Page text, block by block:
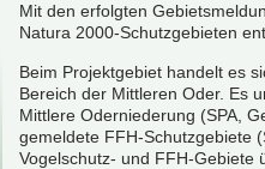
Mit den erfolgten
Natura 2000-Schutzgebieten
Beim Projektgebiet handelt es
Bereich der Mittleren Oder. Es
Mittlere Oderniederung (SPA,
gemeldete FFH-Schutzgebiete
Vogelschutz- und FFH-Gebiete